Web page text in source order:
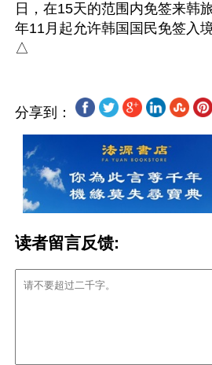
日，在15天的范围内免签来韩
年11月起允许韩国国民免签入境
分享到：
读者留言反馈: